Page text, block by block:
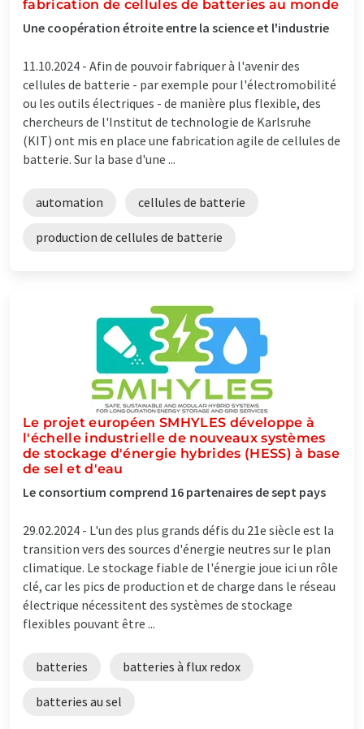
fabrication de cellules de batteries au monde
Une coopération étroite entre la science et l'industrie
11.10.2024 - Afin de pouvoir fabriquer à l'avenir des
cellules de batterie - par exemple pour l'électromobilité
ou les outils électriques - de manière plus flexible, des
chercheurs de l'Institut de technologie de Karlsruhe
(KIT) ont mis en place une fabrication agile de cellules de
batterie. Sur la base d'une ...
automation cellules de batterie
production de cellules de batterie
Le projet européen SMHYLES développe à
l'échelle industrielle de nouveaux systèmes
de stockage d'énergie hybrides (HESS) à base
de sel et d'eau
Le consortium comprend 16 partenaires de sept pays
29.02.2024 - L'un des plus grands défis du 21e siècle est la
transition vers des sources d'énergie neutres sur le plan
climatique. Le stockage fiable de l'énergie joue ici un rôle
clé, car les pics de production et de charge dans le réseau
électrique nécessitent des systèmes de stockage
flexibles pouvant être ...
batteries batteries à flux redox
batteries au sel